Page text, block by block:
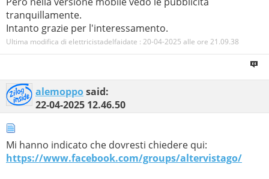
tranquillamente.
Intanto grazie per l'interessamento.
Ultima modifica di elettricistadelfaidate : 20-04-2025 alle ore 21.09.38
alemopposaid:
22-04-2025 12.46.50
Mi hanno indicato che dovresti chiedere qui:
https://www.facebook.com/groups/altervistago/